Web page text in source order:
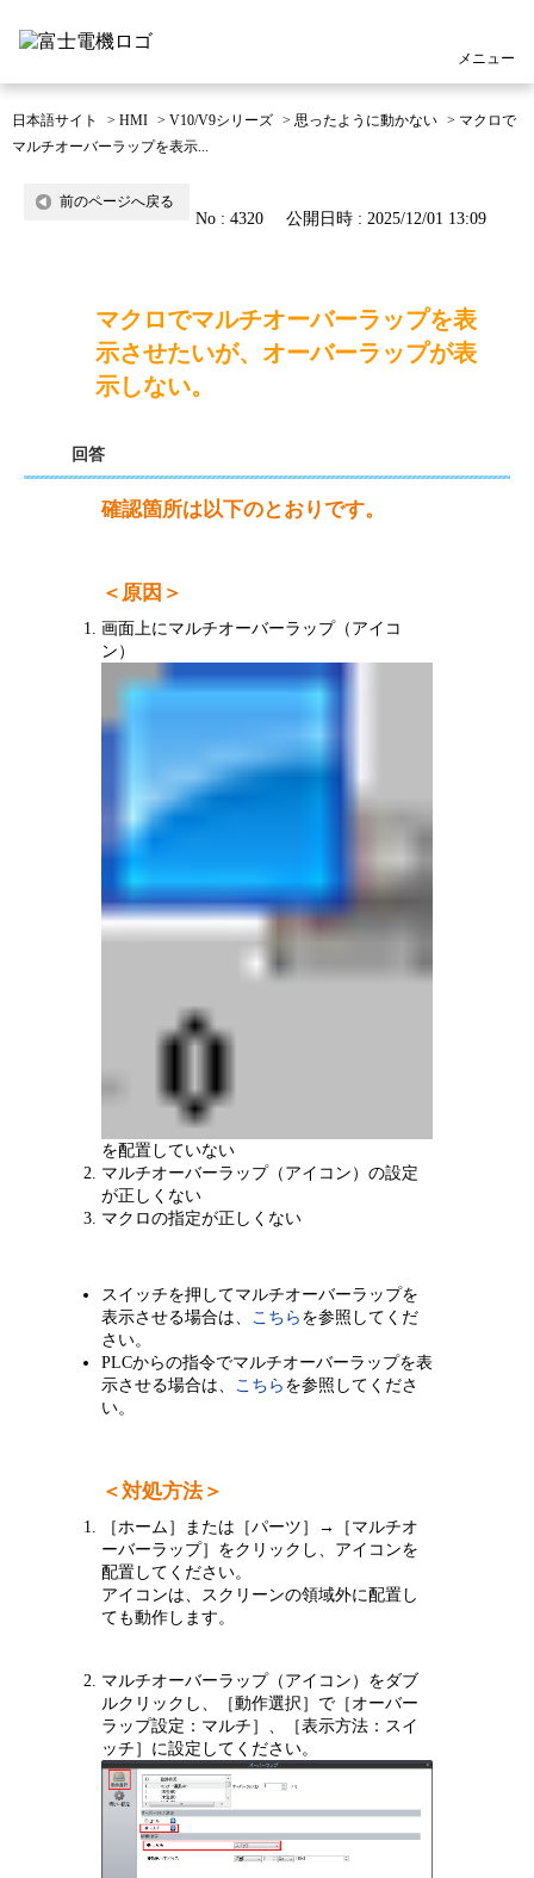
メニュー
日本語サイト > HMI > V10/V9シリーズ > 思ったように動かない > マクロで
マルチオーバーラップを表示...
前のページへ戻る
No : 4320 公開日時 : 2025/12/01 13:09
マクロでマルチオーバーラップを表
示させたいが、オーバーラップが表
示しない。
回答
確認箇所は以下のとおりです。
＜原因＞
画面上にマルチオーバーラップ（アイコ
ン）
を配置していない
マルチオーバーラップ（アイコン）の設定
が正しくない
マクロの指定が正しくない
スイッチを押してマルチオーバーラップを
表示させる場合は、 こちらを参照してくだ
さい。
PLCからの指令でマルチオーバーラップを表
示させる場合は、 こちらを参照してくださ
い。
＜対処方法＞
［ホーム］または［パーツ］→［マルチオ
ーバーラップ］をクリックし、アイコンを
配置してください。
アイコンは、スクリーンの領域外に配置し
ても動作します。
マルチオーバーラップ（アイコン）をダブ
ルクリックし、［動作選択］で［オーバー
ラップ設定：マルチ］、［表示方法：スイ
ッチ］に設定してください。